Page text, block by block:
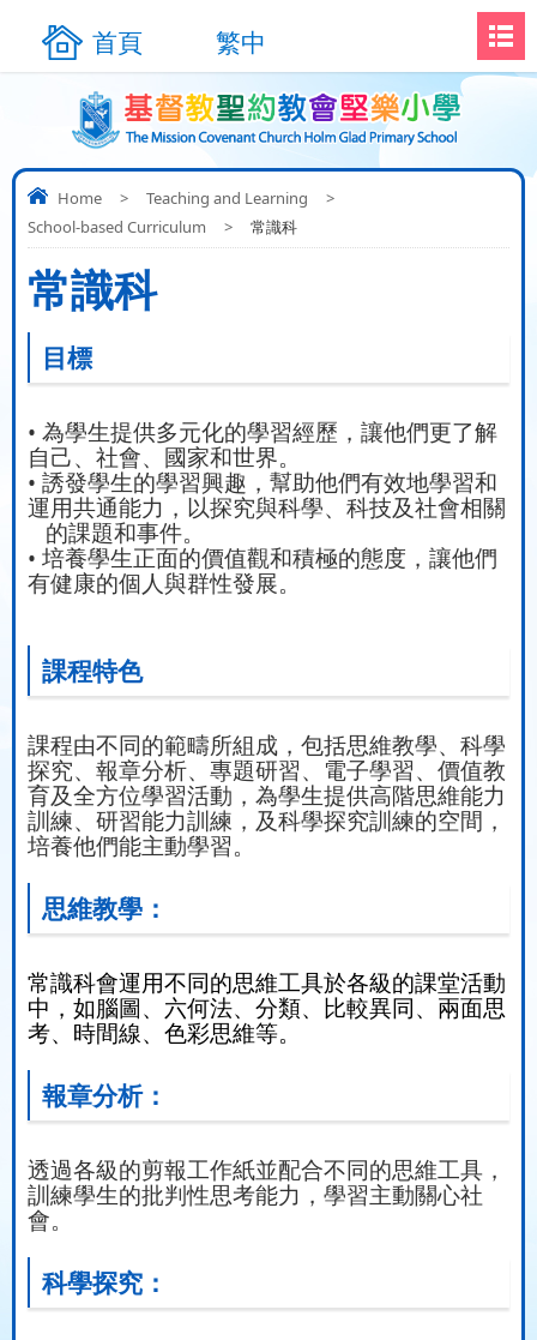
首頁 繁中
Home > Teaching and Learning
>
School-based Curriculum
> 常識科
常識科
目標
• 為學生提供多元化的學習經歷，讓他們更了解
自己、社會、國家和世界。
• 誘發學生的學習興趣，幫助他們有效地學習和
運用共通能力，以探究與科學、科技及社會相關
的課題和事件。
• 培養學生正面的價值觀和積極的態度，讓他們
有健康的個人與群性發展。
課程特色
課程由不同的範疇所組成，包括思維教學、科學
探究、報章分析、專題研習、電子學習、價值教
育及全方位學習活動，為學生提供高階思維能力
訓練、研習能力訓練，及科學探究訓練的空間，
培養他們能主動學習。
思維教學：
常識科會運用不同的思維工具於各級的課堂活動
中，如腦圖、六何法、分類、比較異同、兩面思
考、時間線、色彩思維等。
報章分析：
透過各級的剪報工作紙並配合不同的思維工具，
訓練學生的批判性思考能力，學習主動關心社
會。
科學探究：